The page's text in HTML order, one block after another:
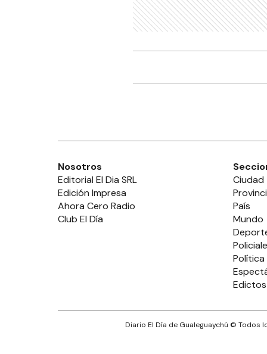
Nosotros
Editorial El Dia SRL
Edición Impresa
Ahora Cero Radio
Club El Día
Ciudad
País
Mundo
Política
Edictos
Diario El Día de Gualeguaychú © Todos